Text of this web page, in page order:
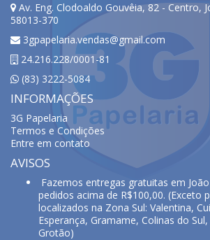
Av. Eng. Clodoaldo Gouvêia, 82 - Centro,
58013-370
3gpapelaria.vendas@gmail.com
24.216.228/0001-81
(83) 3222-5084
INFORMAÇÕES
3G Papelaria
Termos e Condições
Entre em contato
AVISOS
Fazemos entregas gratuitas em
pedidos acima de R$100,00. (Exceto
localizados na Zona Sul: Valentina,
Esperança, Gramame, Colinas do
Grotão)